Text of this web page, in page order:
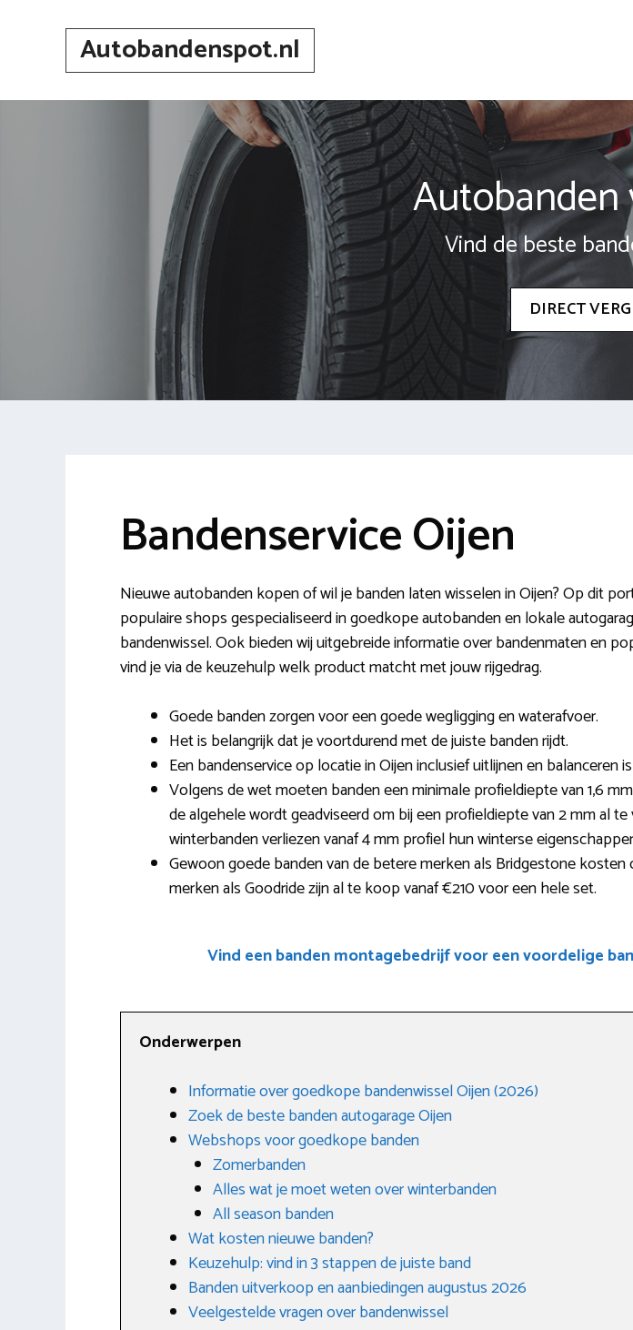
Autobandenspot.nl
Vind de beste
DIRECT
Bandenservice Oijen
Nieuwe autobanden kopen of wil je banden laten wisselen in Oijen? Op dit
populaire shops gespecialiseerd in goedkope autobanden en lokale
bandenwissel. Ook bieden wij uitgebreide informatie over bandenmaten en
vind je via de keuzehulp welk product matcht met jouw rijgedrag.
Goede banden zorgen voor een goede wegligging en waterafvoer.
Het is belangrijk dat je voortdurend met de juiste banden rijdt.
Een bandenservice op locatie in Oijen inclusief uitlijnen en balanceren
Volgens de wet moeten banden een minimale profieldiepte van 1,6
de algehele wordt geadviseerd om bij een profieldiepte van 2 mm al te
winterbanden verliezen vanaf 4 mm profiel hun winterse
Gewoon goede banden van de betere merken als Bridgestone kosten
merken als Goodride zijn al te koop vanaf €210 voor een hele set.
Vind een banden montagebedrijf voor een voordelige
Onderwerpen
Informatie over goedkope bandenwissel Oijen (2026)
Zoek de beste banden autogarage Oijen
Webshops voor goedkope banden
Zomerbanden
Alles wat je moet weten over winterbanden
All season banden
Wat kosten nieuwe banden?
Keuzehulp: vind in 3 stappen de juiste band
Banden uitverkoop en aanbiedingen augustus 2026
Veelgestelde vragen over bandenwissel